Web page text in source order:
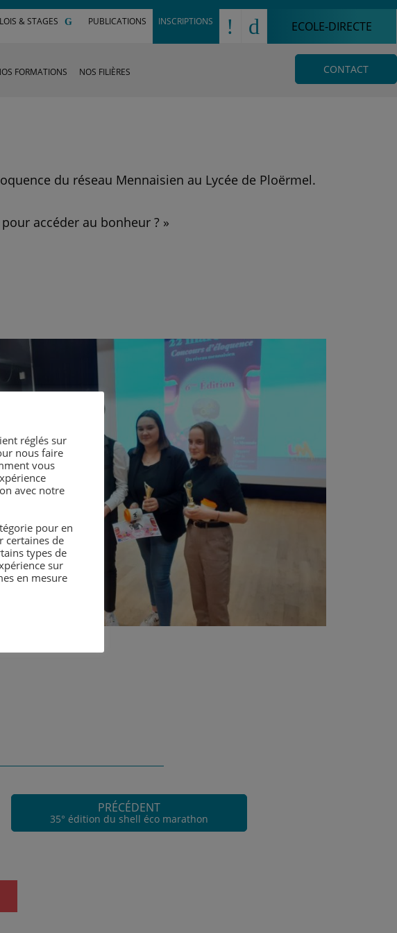
! d ECOLE-DIRECTE
& STAGES PUBLICATIONS INSCRIPTIONS
CONTACT
FORMATIONS NOS FILIÈRES
du réseau Mennaisien au Lycée de Ploërmel.
accéder au bonheur ? »
PRÉCÉDENT
35° édition du shell éco marathon
réglés sur
nous faire
vous
avec notre
pour en
certaines de
types de
sur
en mesure